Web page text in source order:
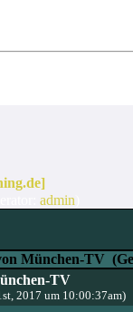
admin
München-TV
TV
2017 um 10:00:37am)